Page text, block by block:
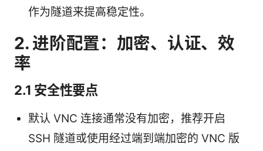
作为隧道来提高稳定性。
2. 进阶配置：加密、认证、效
率
2.1 安全性要点
默认 VNC 连接通常没有加密，推荐开启
SSH 隧道或使用经过端到端加密的 VNC 版